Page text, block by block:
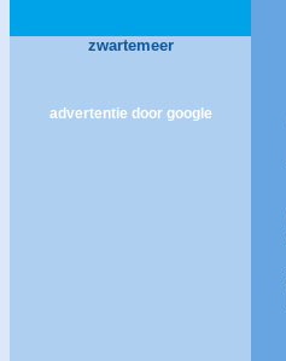
zwartemeer
advertentie door google